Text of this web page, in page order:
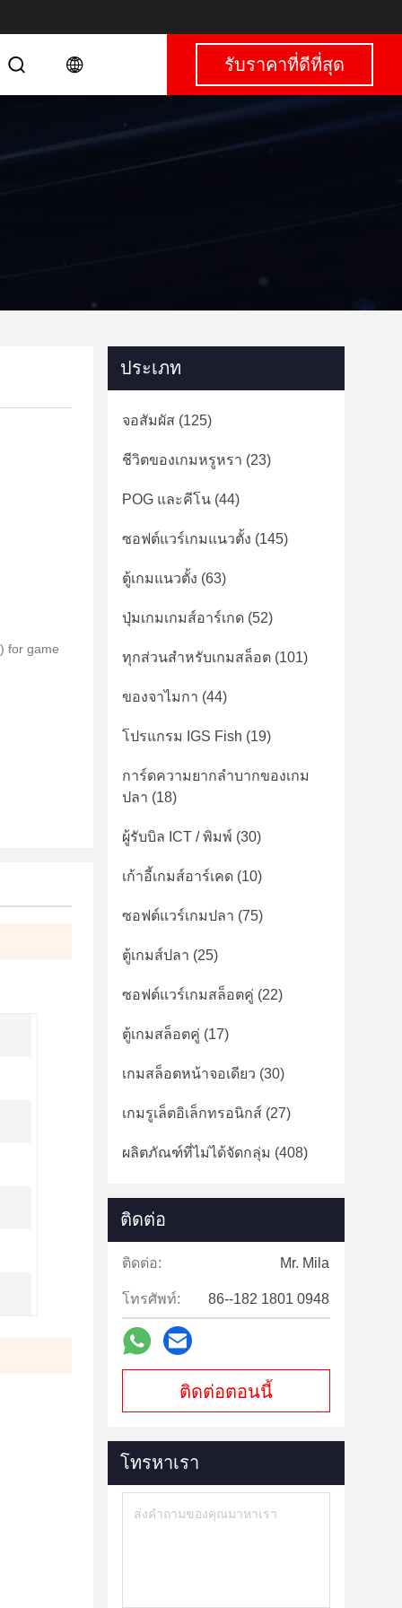
รับราคาที่ดีที่สุด
for game
ประเภท
จอสัมผัส (125)
ชีวิตของเกมหรูหรา (23)
POG และคีโน (44)
ซอฟต์แวร์เกมแนวตั้ง (145)
ตู้เกมแนวตั้ง (63)
ปุ่มเกมเกมส์อาร์เกด (52)
ทุกส่วนสำหรับเกมสล็อต (101)
ของจาไมกา (44)
โปรแกรม IGS Fish (19)
การ์ดความยากลําบากของเกม
ปลา (18)
ผู้รับบิล ICT / พิมพ์ (30)
เก้าอี้เกมส์อาร์เคด (10)
ซอฟต์แวร์เกมปลา (75)
ตู้เกมส์ปลา (25)
ซอฟต์แวร์เกมสล็อตคู่ (22)
ตู้เกมสล็อตคู่ (17)
เกมสล็อตหน้าจอเดียว (30)
เกมรูเล็ตอิเล็กทรอนิกส์ (27)
ผลิตภัณฑ์ที่ไม่ได้จัดกลุ่ม (408)
ติดต่อ
ติดต่อ: Mr. Mila
โทรศัพท์: 86--182 1801 0948
ติดต่อตอนนี้
โทรหาเรา